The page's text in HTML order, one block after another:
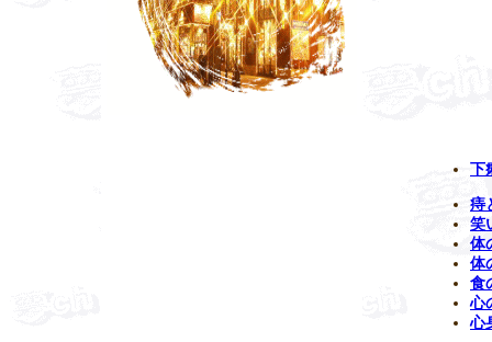
下
痔
笑
体
体
食
心
心